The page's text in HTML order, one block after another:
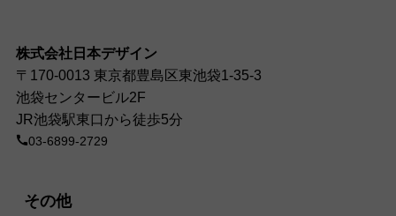
株式会社日本デザイン
〒170-0013 東京都豊島区東池袋1-35-3
池袋センタービル2F
JR池袋駅東口から徒歩5分
03-6899-2729
その他